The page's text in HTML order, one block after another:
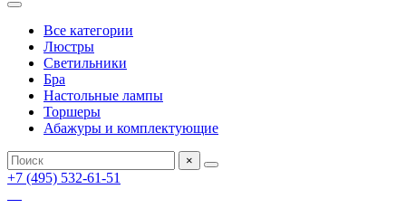
Все категории
Люстры
Светильники
Бра
Настольные лампы
Торшеры
Абажуры и комплектующие
×
+7 (495) 532-61-51